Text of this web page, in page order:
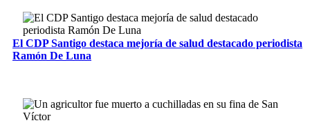
El CDP Santigo destaca mejoría de salud destacado periodista
Ramón De Luna